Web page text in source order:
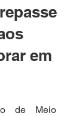
em
de Meio